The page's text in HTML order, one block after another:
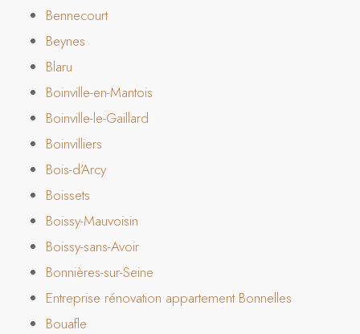
Bennecourt
Beynes
Blaru
Boinville-en-Mantois
Boinville-le-Gaillard
Boinvilliers
Bois-d’Arcy
Boissets
Boissy-Mauvoisin
Boissy-sans-Avoir
Bonnières-sur-Seine
Entreprise rénovation appartement Bonnelles
Bouafle